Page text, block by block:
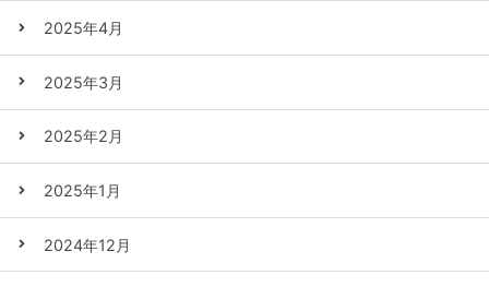
2025年4月
2025年3月
2025年2月
2025年1月
2024年12月